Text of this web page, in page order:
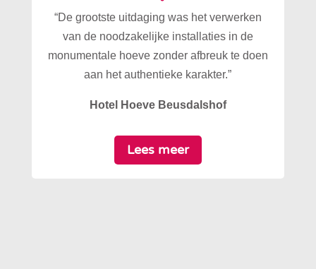
“De grootste uitdaging was het verwerken
van de noodzakelijke installaties in de
monumentale hoeve zonder afbreuk te doen
aan het authentieke karakter.”
Hotel Hoeve Beusdalshof
Lees meer